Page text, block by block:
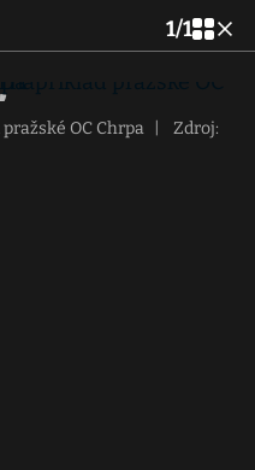
1/1
OC Chrpa
Zdroj: